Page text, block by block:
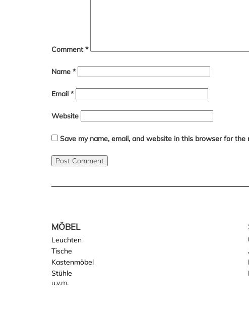
Comment*
Name *
Email *
Website
Save my name, email, and website in this browser for the
MÖBEL
Leuchten
Tische
Kastenmöbel
Stühle
u.v.m.